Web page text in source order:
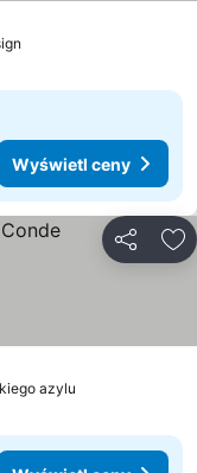
Wyświetl ceny
azylu